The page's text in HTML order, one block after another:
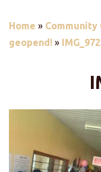
Home » Community
geopend! »